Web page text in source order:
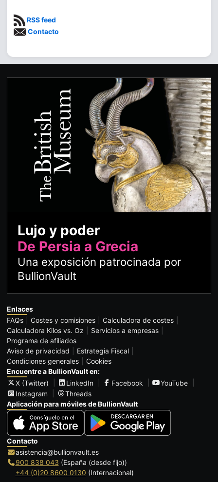
RSS feed
Contacto
Lujo y poder
De Persia a Grecia
Una exposición patrocinada por
BullionVault
Enlaces
FAQs
Costes y comisiones
Calculadora de costes
Calculadora Kilos vs. Oz
Servicios a empresas
Programa de afiliados
Aviso de privacidad
Estrategia Fiscal
Condiciones generales
Cookies
Encuentre a BullionVault en:
X (Twitter)
LinkedIn Facebook
YouTube
Instagram
Threads
Aplicación para móviles de BullionVault
Contacto
asistencia@bullionvault.es
900 838 043 (España (desde fijo))
+44 (0)20 8600 0130 (Internacional)